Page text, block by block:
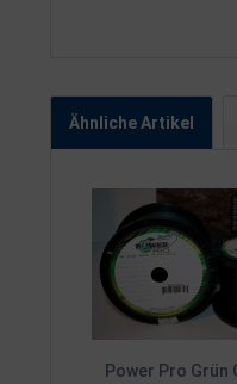
Ähnliche Artikel
Power Pro Grün